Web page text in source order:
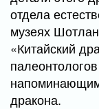
отдела
музеях
«Китайский
напоминающим
дракона.